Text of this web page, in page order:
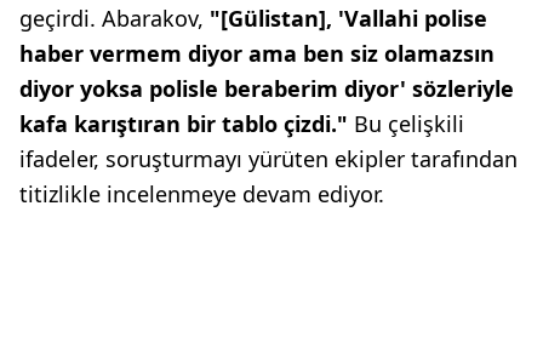
geçirdi. Abarakov, "[Gülistan], 'Vallahi polise
haber vermem diyor ama ben siz olamazsın
diyor yoksa polisle beraberim diyor' sözleriyle
kafa karıştıran bir tablo çizdi." Bu çelişkili
ifadeler, soruşturmayı yürüten ekipler tarafından
titizlikle incelenmeye devam ediyor.